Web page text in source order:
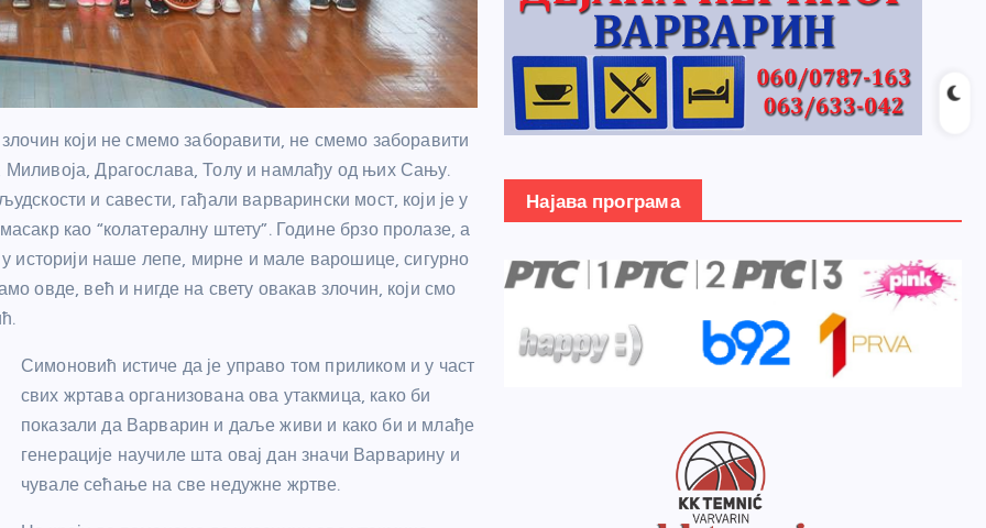
који не смемо заборавити, не смемо заборавити
Драгослава, Толу и намлађу од њих Сању.
и савести, гађали варварински мост, који је у
као “колатералну штету”. Године брзо пролазе, а
у историји наше лепе, мирне и мале варошице, сигурно
овде, већ и нигде на свету овакав злочин, који смо
Симоновић истиче да је управо том приликом и у част
свих жртава организована ова утакмица, како би
показали да Варварин и даље живи и како би и млађе
генерације научиле шта овај дан значи Варварину и
чувале сећање на све недужне жртве.
Најава програма